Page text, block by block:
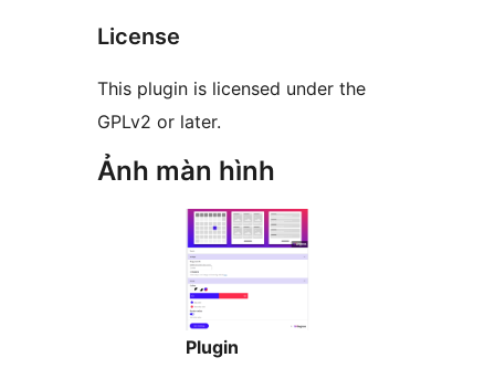
License
This plugin is licensed under the
GPLv2 or later.
Ảnh màn hình
Plugin